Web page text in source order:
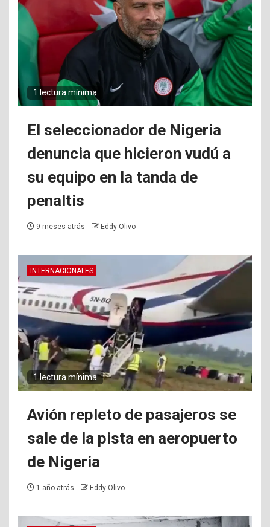
1 lectura mínima
El seleccionador de Nigeria
denuncia que hicieron vudú a
su equipo en la tanda de
penaltis
9 meses atrás Eddy Olivo
INTERNACIONALES
1 lectura mínima
Avión repleto de pasajeros se
sale de la pista en aeropuerto
de Nigeria
1 año atrás Eddy Olivo